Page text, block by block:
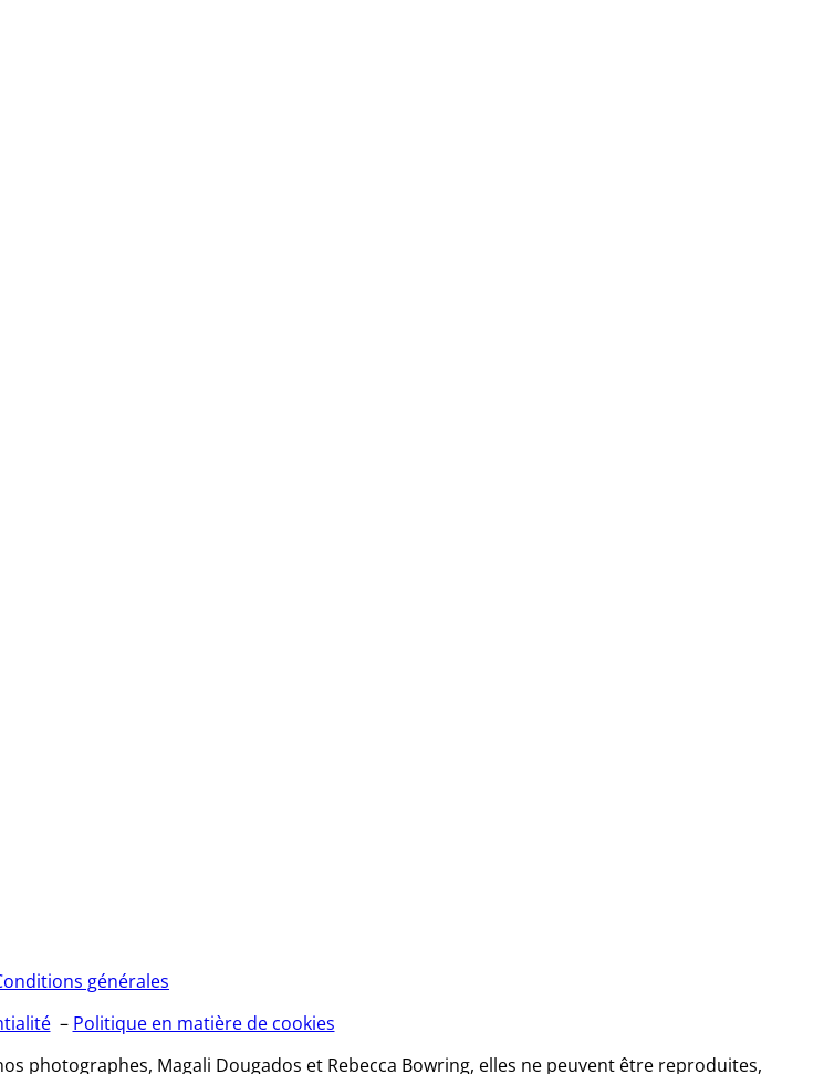
générales
– Politique en matière de cookies
photographes, Magali Dougados et Rebecca Bowring, elles ne peuvent être reproduites,